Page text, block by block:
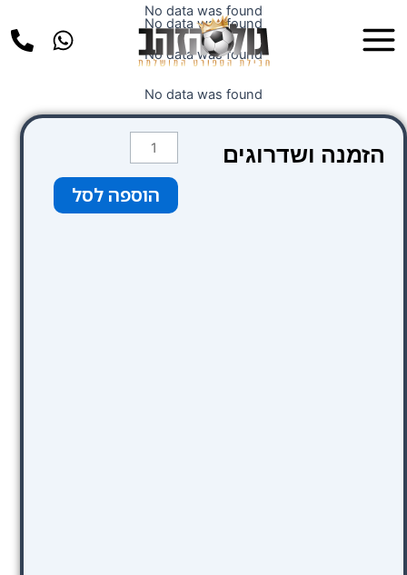
לתוכן
Menu
No data was found
No data was found
No data was found
No data was found
הזמנה ושדרוגים
כמות
של
צבע
כתום
הוספה לסל